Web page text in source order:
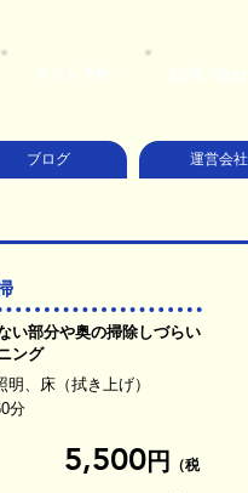
ブログ 運営会社
い部分や奥の掃除しづらい
ング
明、床（拭き上げ）
分​
5,500円 （税